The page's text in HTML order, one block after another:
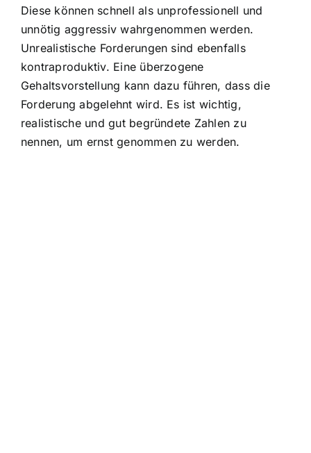
Diese können schnell als unprofessionell und
unnötig aggressiv wahrgenommen werden.
Unrealistische Forderungen sind ebenfalls
kontraproduktiv. Eine überzogene
Gehaltsvorstellung kann dazu führen, dass die
Forderung abgelehnt wird. Es ist wichtig,
realistische und gut begründete Zahlen zu
nennen, um ernst genommen zu werden.